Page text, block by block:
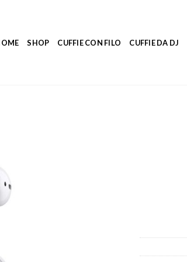
SHOP CUFFIE CON FILO CUFFIE DA DJ